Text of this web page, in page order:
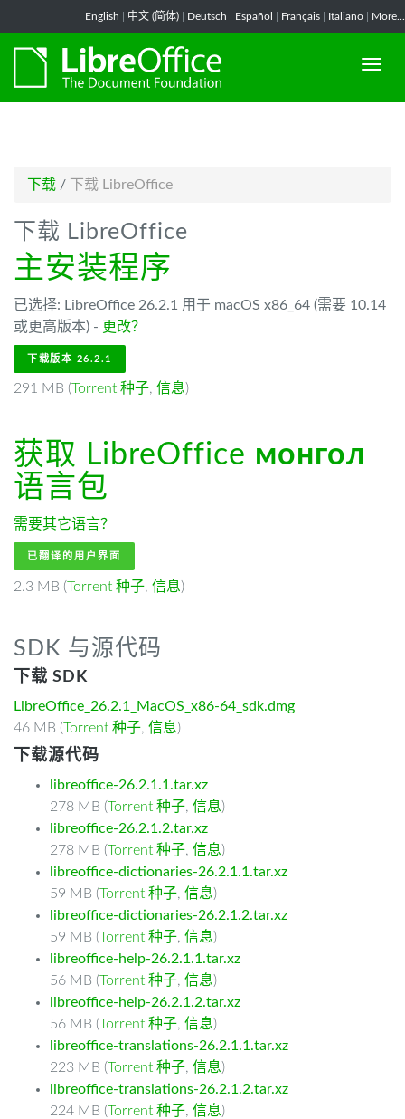
English 中文 (简体) Deutsch Español Français Italiano More...
下载 / 下载 LibreOffice
下载 LibreOffice
主安装程序
已选择: LibreOffice 26.2.1 用于 macOS x86_64 (需要 10.14
或更高版本) - 更改？
下载版本 26.2.1
291 MB (Torrent 种子, 信息)
获取 LibreOffice монгол
语言包
需要其它语言？
已翻译的用户界面
2.3 MB (Torrent 种子, 信息)
SDK 与源代码
下载 SDK
LibreOffice_26.2.1_MacOS_x86-64_sdk.dmg
46 MB (Torrent 种子, 信息)
下载源代码
libreoffice-26.2.1.1.tar.xz
278 MB (Torrent 种子, 信息)
libreoffice-26.2.1.2.tar.xz
278 MB (Torrent 种子, 信息)
libreoffice-dictionaries-26.2.1.1.tar.xz
59 MB (Torrent 种子, 信息)
libreoffice-dictionaries-26.2.1.2.tar.xz
59 MB (Torrent 种子, 信息)
libreoffice-help-26.2.1.1.tar.xz
56 MB (Torrent 种子, 信息)
libreoffice-help-26.2.1.2.tar.xz
56 MB (Torrent 种子, 信息)
libreoffice-translations-26.2.1.1.tar.xz
223 MB (Torrent 种子, 信息)
libreoffice-translations-26.2.1.2.tar.xz
224 MB (Torrent 种子, 信息)